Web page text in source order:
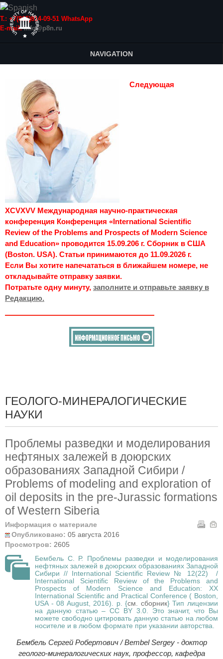
Т.: +7(915)814-09-51 WhatsApp
E-mail:info@p8n.ru
NAVIGATION
Следующая
XCVXVV Международная научно-практическая
конференция Конференция «International Scientific
Review of the Problems and Prospects of Modern Science
and Education» проводится 15.09.206 г. Сборник в США
(Boston. USA). Статьи принимаются до 11.09.2026 г.
Если Вы хотите напечататься в ближайшем номере, не
откладывайте отправку заявки.
Потратьте одну минуту, заполните и отправьте заявку в
Редакцию.
ГЕОЛОГО-МИНЕРАЛОГИЧЕСКИЕ
НАУКИ
Проблемы разведки и моделирования
нефтяных залежей в доюрских
образованиях Западной Сибири /
Problems of modeling and exploration of
oil deposits in the pre-Jurassic formations
of Western Siberia
Информация о материале
Опубликовано: 05 августа 2016
Просмотров: 2605
Бембель С. Р. Проблемы разведки и моделирования
нефтяных залежей в доюрских образованиях Западной
Сибири // International Scientific Review № 12(22) /
International Scientific Review of the Problems and
Prospects of Modern Science and Education: XX
International Scientific and Practical Conference ( Boston,
USA - 08 August, 2016). p. {см. сборник} Тип лицензии
на данную статью – CC BY 3.0. Это значит, что Вы
можете свободно цитировать данную статью на любом
носителе и в любом формате при указании авторства.
Бембель Сергей Робертович / Bembel Sergey - доктор
геолого-минералогических наук, профессор, кафедра